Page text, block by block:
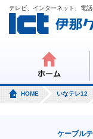
テレビ、インターネット、電
ホーム
HOME いなテレ12
ケーブル